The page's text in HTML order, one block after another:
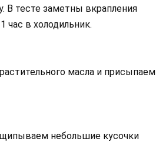
В тесте заметны вкрапления
час в холодильник.
масла и присыпаем
небольшие кусочки